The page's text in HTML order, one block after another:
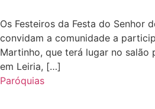
Os Festeiros da Festa do Senhor
convidam a comunidade a
Martinho, que terá lugar no salão
em Leiria, […]
Paróquias